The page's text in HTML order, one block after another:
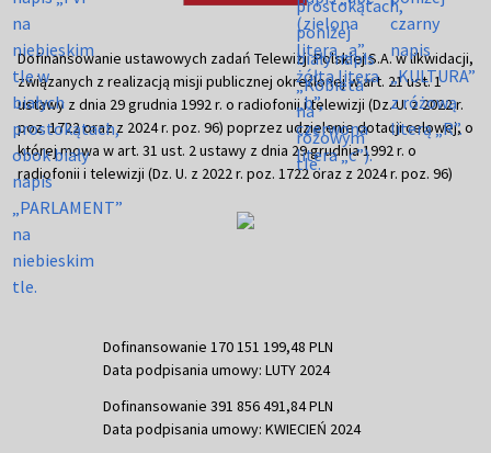
Dofinansowanie ustawowych zadań Telewizji Polskiej S.A. w likwidacji,
związanych z realizacją misji publicznej określonej w art. 21 ust. 1
ustawy z dnia 29 grudnia 1992 r. o radiofonii i telewizji (Dz. U. z 2022 r.
poz. 1722 oraz z 2024 r. poz. 96) poprzez udzielenie dotacji celowej, o
której mowa w art. 31 ust. 2 ustawy z dnia 29 grudnia 1992 r. o
radiofonii i telewizji (Dz. U. z 2022 r. poz. 1722 oraz z 2024 r. poz. 96)
Dofinansowanie 170 151 199,48 PLN
Data podpisania umowy: LUTY 2024
Dofinansowanie 391 856 491,84 PLN
Data podpisania umowy: KWIECIEŃ 2024